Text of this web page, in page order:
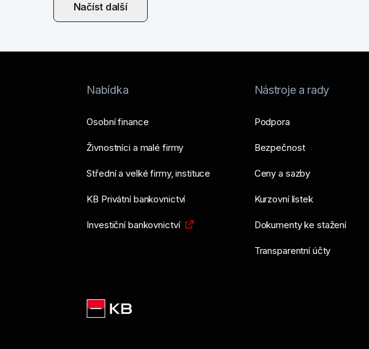
Načíst další
Nabídka
Osobní finance
Živnostníci a malé firmy
Střední a velké firmy, instituce
KB Privátní bankovnictví
Investiční bankovnictví
Nástroje a rady
Podpora
Bezpečnost
Ceny a sazby
Kurzovní lístek
Dokumenty ke stažení
Transparentní účty